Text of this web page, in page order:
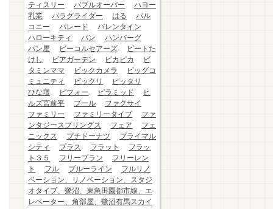
ティスリー
バブルオーバー
ハヨー
乳業
パラグライダー はる
バル
コニー
パレード
バレンタイン
ハローキティ
パン
ハンバーグ
パン屋
ビーコルセアーズ
ビートた
けし
ビアガーデン ピカピカ
ビ
タミンママ
ビックカメラ
ビッグコ
ミュニティ
ビックリ
ピッタリ
ひな壇
ビフォー ピラミッド
ヒ
ルズ宮前平
プール
ファクサイ
ファミリー
ファミリータイプ
ファ
ンタジースプリングス
フェア
フェ
ニックス
プチドーナツ
プライマル
シティ
プラス フラット
フラッ
ト３５
フリープラン
フリーレン
ト
フル ブルーライン
フルリノ
ベーション、リノベーション、スタジ
オタイプ、鷺沼、東急田園都市線、エ
レベーター、角部屋、鷺沼有馬スカイ